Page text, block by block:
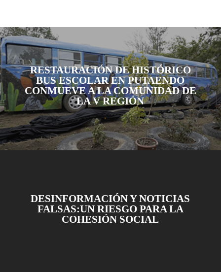
RESTAURACIÓN DE HISTÓRICO
BUS ESCOLAR EN PUTAENDO
CONMUEVE A LA COMUNIDAD DE
LA V REGIÓN
DESINFORMACIÓN Y NOTICIAS
FALSAS:UN RIESGO PARA LA
COHESIÓN SOCIAL